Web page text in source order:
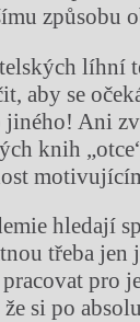
způsobu
líhní
aby se
Ani
knih
hledají
třeba jen
pro
si po